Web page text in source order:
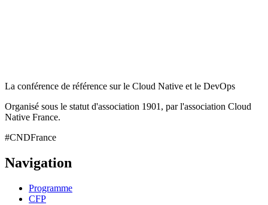
La conférence de référence sur le Cloud Native et le DevOps
Organisé sous le statut d'association 1901, par l'association Cloud
Native France.
#CNDFrance
Navigation
Programme
CFP